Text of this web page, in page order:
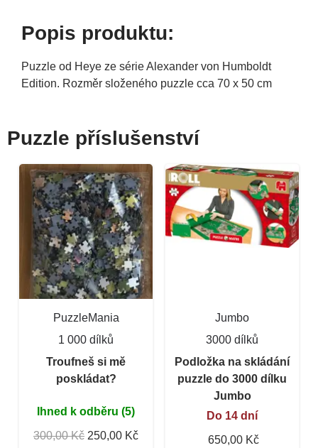
Popis produktu:
Puzzle od Heye ze série Alexander von Humboldt
Edition. Rozměr složeného puzzle cca 70 x 50 cm
Puzzle příslušenství
PuzzleMania
1 000 dílků
Troufneš si mě
poskládat?
Ihned k odběru (5)
300,00 Kč 250,00 Kč
Jumbo
3000 dílků
Podložka na skládání
puzzle do 3000 dílku
Jumbo
Do 14 dní
650,00 Kč